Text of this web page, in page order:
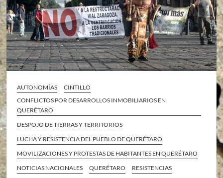
AUTONOMÍAS
CINTILLO
CONFLICTOS POR DESARROLLOS INMOBILIARIOS EN
QUERÉTARO
DESPOJO DE TIERRAS Y TERRITORIOS
LUCHA Y RESISTENCIA DEL PUEBLO DE QUERÉTARO
MOVILIZACIONES Y PROTESTAS DE HABITANTES EN QUERÉTARO
NOTICIAS NACIONALES
QUERÉTARO
RESISTENCIAS